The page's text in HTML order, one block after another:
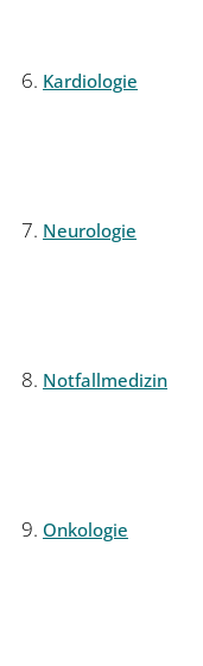
Kardiologie
Neurologie
Notfallmedizin
Onkologie